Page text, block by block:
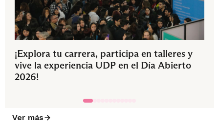
¡Explora tu carrera, participa en talleres y
vive la experiencia UDP en el Día Abierto
2026!
Ver más